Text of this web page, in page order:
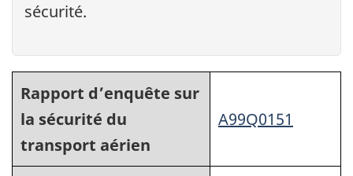
sécurité.
Rapport d’enquête sur
la sécurité du
transport aérien
A99Q0151